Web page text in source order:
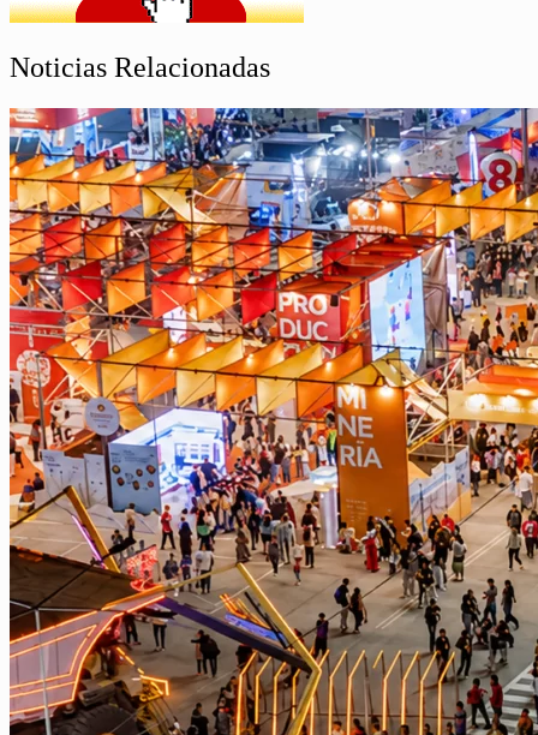
Noticias Relacionadas